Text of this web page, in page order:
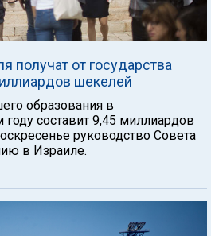
получат от государства
шекелей
образования в
составит 9,45 миллиардов
руководство Совета
в Израиле.